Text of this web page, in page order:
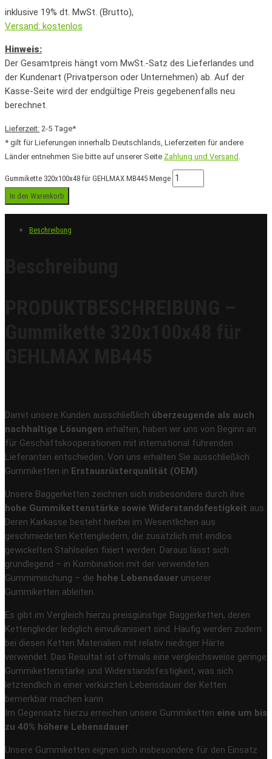
inklusive 19% dt. MwSt. (Brutto),
Versand: kostenlos
Hinweis:
Der Gesamtpreis hängt vom MwSt.-Satz des Lieferlandes und
der Kundenart (Privatperson oder Unternehmen) ab. Auf der
Kasse-Seite wird der endgültige Preis gegebenenfalls neu
berechnet.
Lieferzeit: 2-5 Tage*
* gilt für Lieferungen innerhalb Deutschlands, Lieferzeiten für andere
Länder entnehmen Sie bitte auf unserer Seite Zahlung und Versand
Gummikette 320x100x48 für GEHLMAX MB445 Menge
In den Warenkorb
Beschreibung
Damit unsere Kunden ausschließlich überzeugende als auch
nachhaltige Lösungen erhalten, haben wir uns von Beginn an
für Geschäftskooperationen mit international führenden
Lieferanten entschieden. Von uns erhalten Sie ausschließlich
Gummiketten in Erstausrüsterqualität (OEM).
Unsere Baggerketten zeichnen sich insbesondere durch ihre
hohe Gummikettenstärke sowie Widerstandsfestigkeit aus.
Deren Karkasse besteht hierbei im Wesentlichen aus
geschmiedeten Kettengliedern, die zusätzlich mit endlos
gewickelten Stahlseilen fixiert werden. Daraus lässt sich
grundlegend – in Kombination mit der verwendeten
Gummimischung – die hohe Lebensdauer unserer
Gummiketten ableiten.
Es gibt im Vergleich hierzu preisgünstige Baggerketten, deren
Kettenglieder lediglich einvulkanisiert sind. Häufig werden zudem
bei diesen Ketten Materialien mit relativ niedriger Härte
verwendet. Das Resultat ist oftmals eine vergleichsweise geringe
Gummikettenstärke und Widerstandsfestigkeit, was sich
letztendlich in einer verkürzten Lebensdauer der Ketten
bemerkbar machen kann.
Im Gegensatz hierzu erreichen unsere Gummiketten eine um bis
zu 40% höhere Lebensdauer.
Unsere Gummiketten eignen sich insbesondere für den Einsatz